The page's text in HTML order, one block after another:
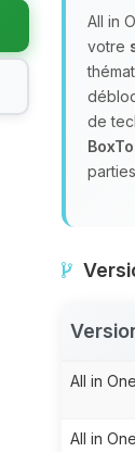
All in
votre
de
All in
All in